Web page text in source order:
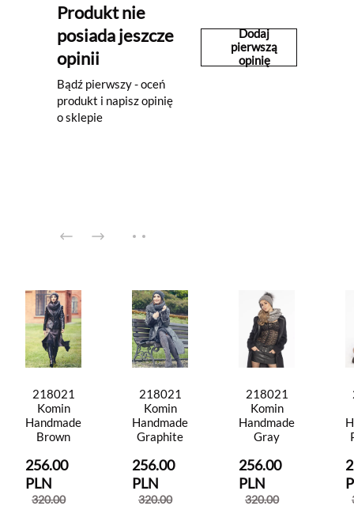
Produkt nie
posiada jeszcze
opinii
Bądź pierwszy - oceń
produkt i napisz opinię
o sklepie
Dodaj
pierwszą
opinię
218021
Komin
Handmade
Brown
256.00
PLN
320.00
218021
Komin
Handmade
Graphite
256.00
PLN
320.00
218021
Komin
Handmade
Gray
256.00
PLN
320.00